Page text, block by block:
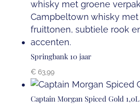
Springbank 10 jaar
€63,99
Captain Morgan Spiced Gold 1,0L